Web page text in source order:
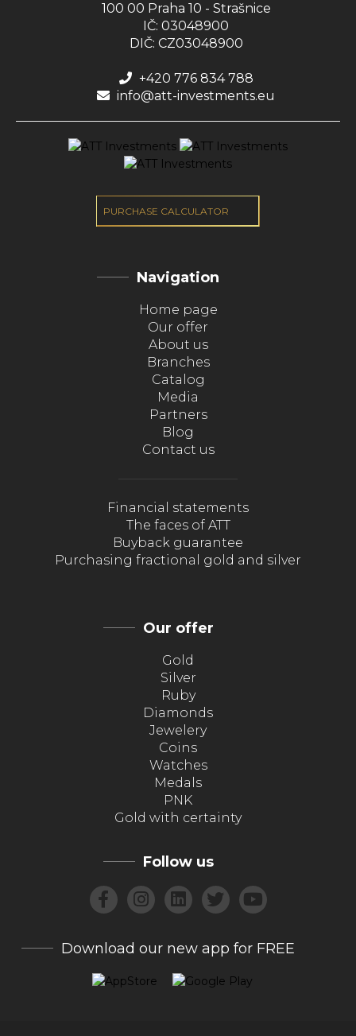
100 00 Praha 10 - Strašnice
IČ: 03048900
DIČ: CZ03048900
+420 776 834 788
info@att-investments.eu
PURCHASE CALCULATOR
Navigation
Home page
Our offer
About us
Branches
Catalog
Media
Partners
Blog
Contact us
Financial statements
The faces of ATT
Buyback guarantee
Purchasing fractional gold and silver
Our offer
Gold
Silver
Ruby
Diamonds
Jewelery
Coins
Watches
Medals
PNK
Gold with certainty
Follow us
Download our new app for FREE